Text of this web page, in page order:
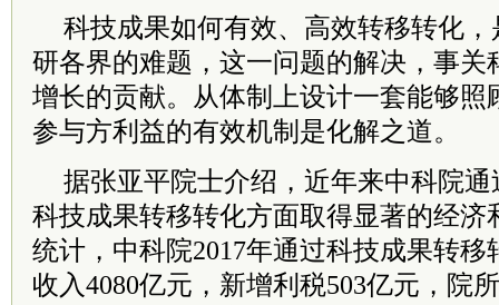
科技成果如何有效、高效转移转化
研各界的难题，这一问题的解决，事关
增长的贡献。从体制上设计一套能够照
参与方利益的有效机制是化解之道。
据张亚平院士介绍，近年来中科院
科技成果转移转化方面取得显著的经济
统计，中科院2017年通过科技成果转
收入4080亿元，新增利税503亿元，院